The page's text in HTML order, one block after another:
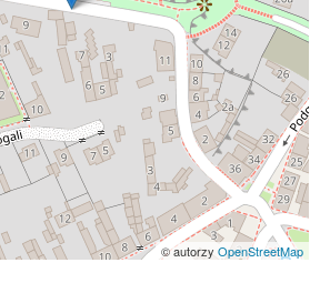
© autorzy OpenStreetMap